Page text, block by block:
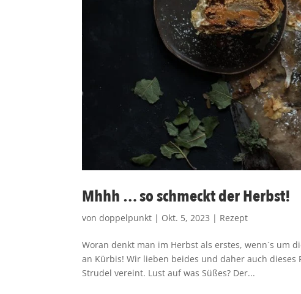
Mhhh … so schmeckt der Herbst!
vondoppelpunkt | Okt. 5, 2023 | Rezept
Woran denkt man im Herbst als erstes, wenn´s um
an Kürbis! Wir lieben beides und daher auch
Strudel vereint. Lust auf was Süßes? Der...